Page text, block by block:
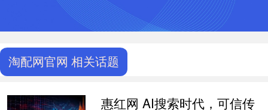
淘配网官网 相关话题
惠红网 AI搜索时代，可信传